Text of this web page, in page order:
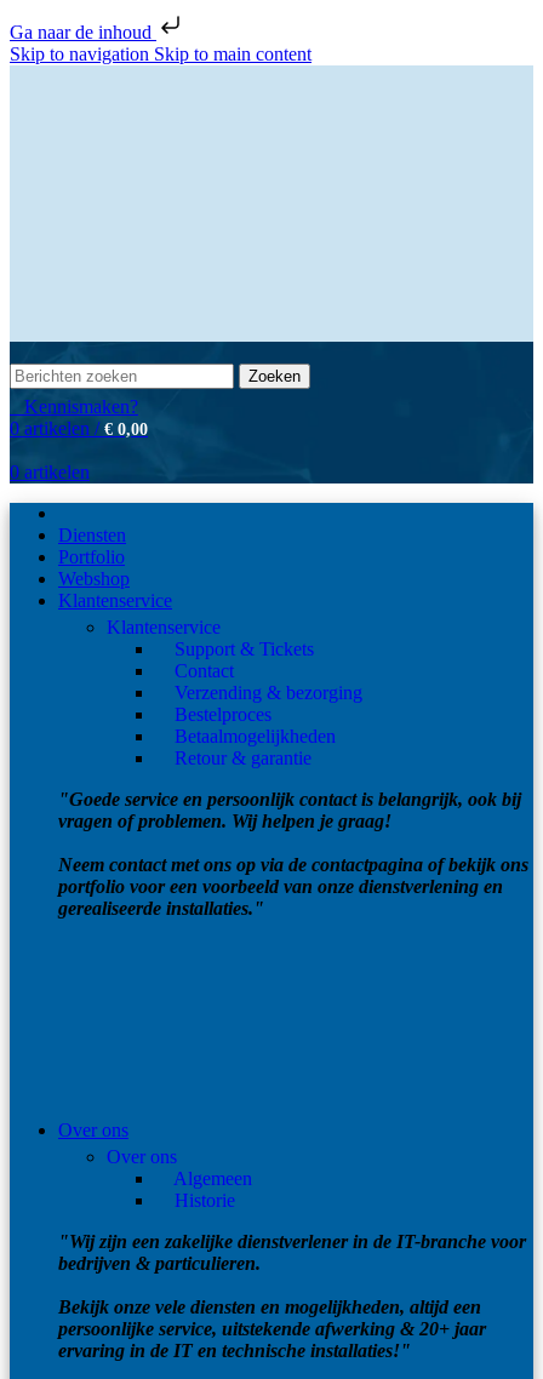
Ga naar de inhoud
Skip to navigation Skip to main content
Zoeken
Kennismaken?
0 artikelen / € 0,00
0 artikelen
Diensten
Portfolio
Webshop
Klantenservice
Klantenservice
Support & Tickets
Contact
Verzending & bezorging
Bestelproces
Betaalmogelijkheden
Retour & garantie
"Goede service en persoonlijk contact is belangrijk, ook bij
vragen of problemen. Wij helpen je graag!
Neem contact met ons op via de contactpagina of bekijk ons
portfolio voor een voorbeeld van onze dienstverlening en
gerealiseerde installaties."
Over ons
Over ons
Algemeen
Historie
"Wij zijn een zakelijke dienstverlener in de IT-branche voor
bedrijven & particulieren.
Bekijk onze vele diensten en mogelijkheden, altijd een
persoonlijke service, uitstekende afwerking & 20+ jaar
ervaring in de IT en technische installaties!"